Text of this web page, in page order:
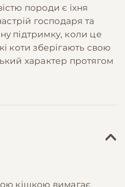
породи є їхня
господаря та
підтримку, коли це
коти зберігають свою
характер протягом
кішкою вимагає